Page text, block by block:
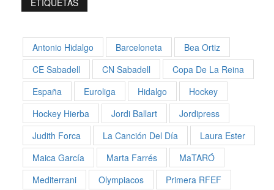
ETIQUETAS
Antonio Hidalgo Barceloneta
Bea Ortiz
CE Sabadell
CN Sabadell
Copa De La Reina
España
Euroliga Hidalgo
Hockey
Hockey Hierba
Jordi Ballart
Jordipress
Judith Forca
La Canción Del Día
Laura Ester
Maica García
Marta Farrés
MaTARÓ
Mediterrani
Olympiacos Primera RFEF